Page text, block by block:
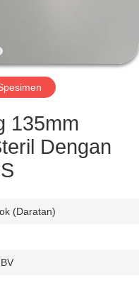
135mm
Dengan
(Daratan)